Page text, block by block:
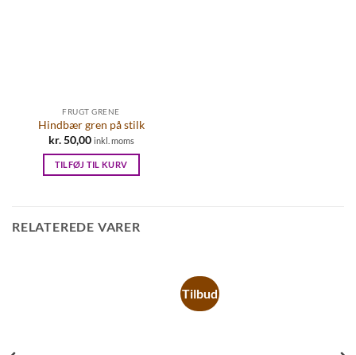
FRUGT GRENE
Hindbær gren på stilk
kr.50,00 inkl. moms
TILFØJ TIL KURV
RELATEREDE VARER
Tilbud